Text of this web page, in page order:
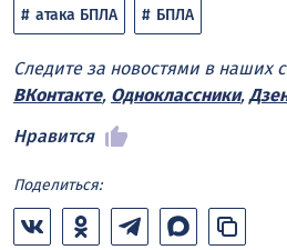
атака БПЛА БПЛА
Следите за новостями в наших
ВКонтакте, Одноклассники,
Нравится
Поделиться: